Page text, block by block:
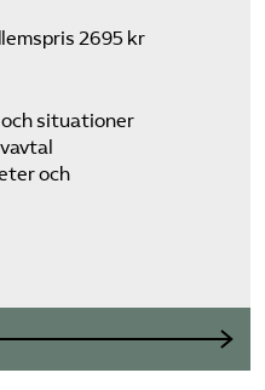
2695 kr
situationer
och